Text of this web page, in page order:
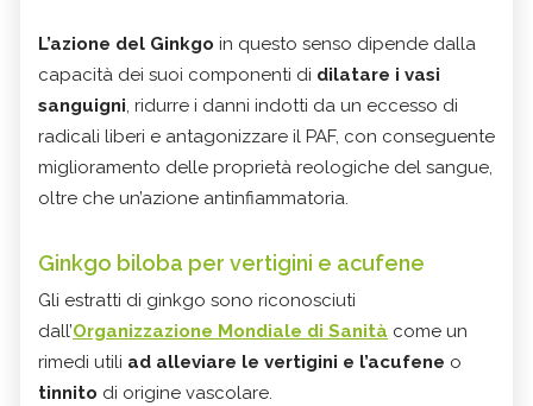
L’azione del Ginkgo in questo senso dipende dalla
capacità dei suoi componenti di dilatare i vasi
sanguigni, ridurre i danni indotti da un eccesso di
radicali liberi e antagonizzare il PAF, con conseguente
miglioramento delle proprietà reologiche del sangue,
oltre che un’azione antinfiammatoria.
Ginkgo biloba per vertigini e acufene
Gli estratti di ginkgo sono riconosciuti
dall’Organizzazione Mondiale di Sanità come un
rimedi utili ad alleviare le vertigini e l’acufene o
tinnito di origine vascolare.